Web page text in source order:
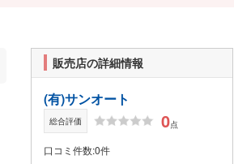
販売店の詳細情報
(有)サンオート
総合評価 0点
口コミ件数:0件